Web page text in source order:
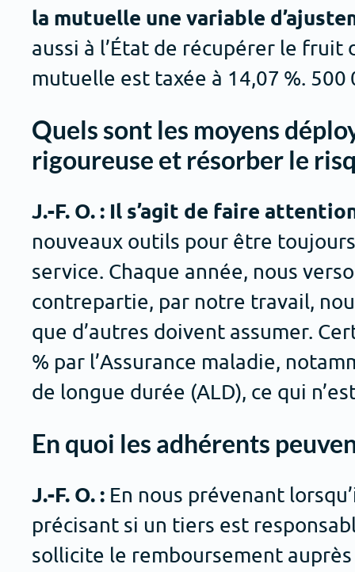
la mutuelle une variable
aussi à l’État de récupérer le
mutuelle est taxée à 14,07 %. 500
Quels sont les moyens
rigoureuse et résorber le
J.-F. O. : Il s’agit de faire
nouveaux outils pour être
service. Chaque année, nous
contrepartie, par notre travail,
que d’autres doivent assumer.
% par l’Assurance maladie,
de longue durée (ALD), ce qui
En quoi les adhérents
J.-F. O. : En nous prévenant
précisant si un tiers est
sollicite le remboursement